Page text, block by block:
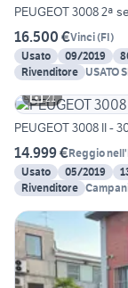
PEUGEOT 3008 2ª
16.500 €Vinci(FI)
Usato
09/2019
Rivenditore USATO
21
PEUGEOT 3008 II -
14.999 €Reggio
Usato
05/2019
Rivenditore